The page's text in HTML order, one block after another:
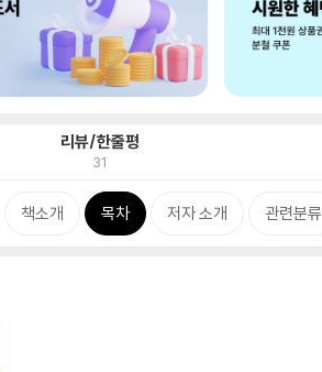
리뷰/한줄평
31
책소개 목차 저자 소개 관련분류